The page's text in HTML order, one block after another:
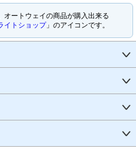
オートウェイの商品が購入出来る
イトショップ」のアイコンです。